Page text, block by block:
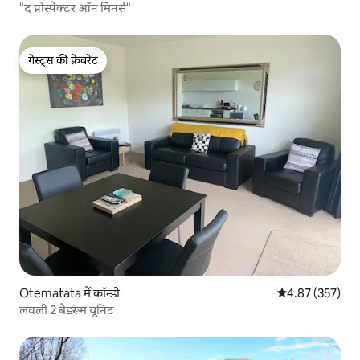
"द प्रोस्पेक्टर ऑन मिनर्स"
गेस्ट्स की फ़ेवरेट
गेस्ट्स की फ़ेवरेट
Otematata में कॉन्डो औसत रेटिंग 5 में से
4.87 (357)
लवली 2 बेडरूम यूनिट